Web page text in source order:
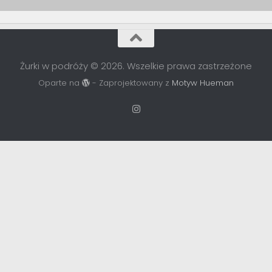
Żurki w podróży © 2026. Wszelkie prawa zastrzeżone
Oparte na - Zaprojektowany z Motyw Hueman